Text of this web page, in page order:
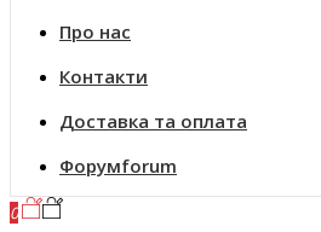
Про нас
Контакти
Доставка та оплата
Форумforum
0